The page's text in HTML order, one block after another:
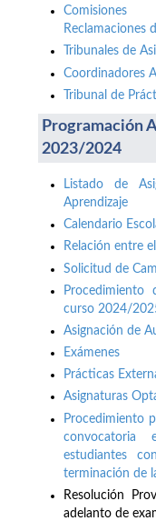
Comisiones
Reclamaciones
Tribunales de
Coordinadores
Tribunal de
Programación
2023/2024
Listado de
Aprendizaje
Calendario
Relación entre
Solicitud de
Procedimiento
curso 2024/
Asignación de
Exámenes
Prácticas
Asignaturas
Procedimiento
convocatoria
estudiantes
terminación de
Resolución
adelanto de